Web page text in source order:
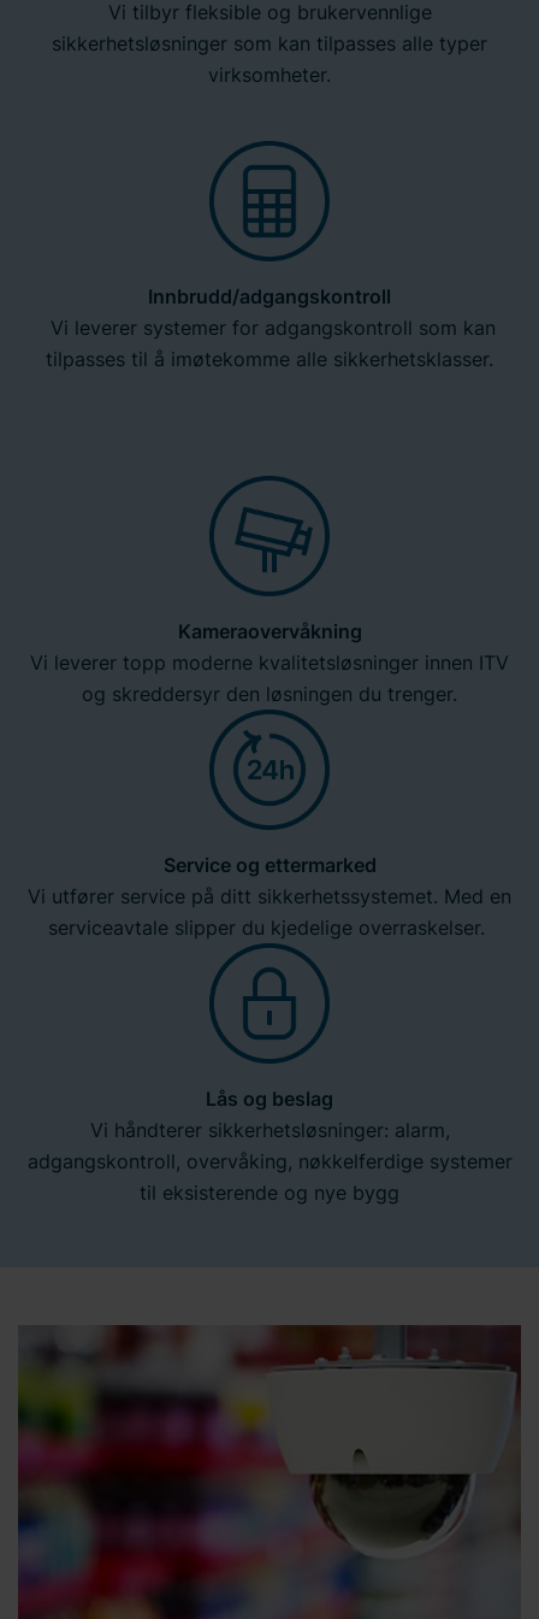
Vi tilbyr fleksible og brukervennlige
sikkerhetsløsninger som kan tilpasses alle typer
virksomheter.
Innbrudd/adgangskontroll
Vi leverer systemer for adgangskontroll som kan
tilpasses til å imøtekomme alle sikkerhetsklasser.
Kameraovervåkning
Vi leverer topp moderne kvalitetsløsninger innen ITV
og skreddersyr den løsningen du trenger.
Service og ettermarked
Vi utfører service på ditt sikkerhetssystemet. Med en
serviceavtale slipper du kjedelige overraskelser.
Lås og beslag
Vi håndterer sikkerhetsløsninger: alarm,
adgangskontroll, overvåking, nøkkelferdige systemer
til eksisterende og nye bygg